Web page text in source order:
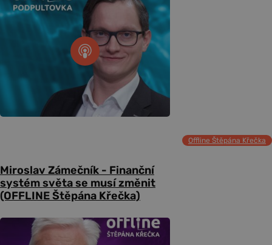
Offline Štěpána Křečka
Miroslav Zámečník - Finanční
systém světa se musí změnit
(OFFLINE Štěpána Křečka)